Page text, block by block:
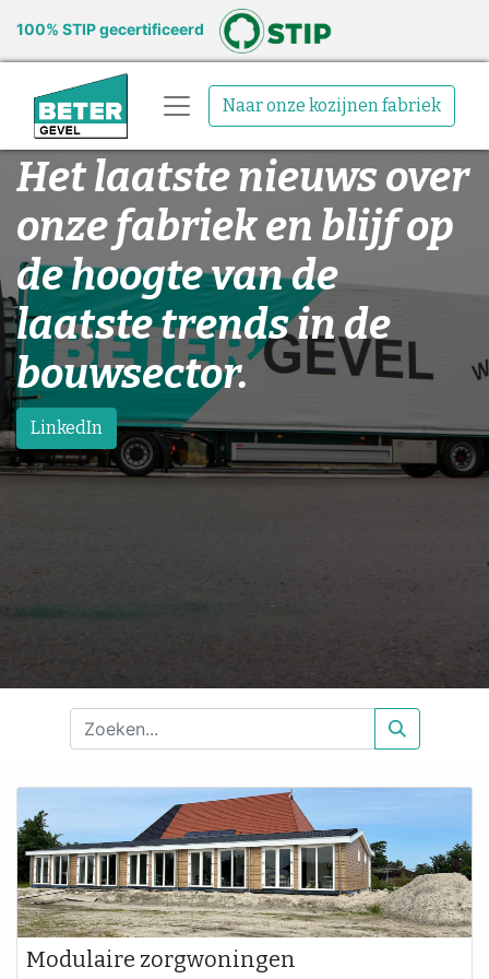
100% STIP gecertificeerd
Naar onze kozijnen fabriek
Het laatste nieuws over
onze fabriek en blijf op
de hoogte van de
laatste trends in de
bouwsector.
LinkedIn
Modulaire zorgwoningen